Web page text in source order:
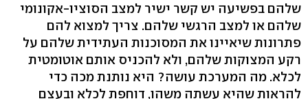
שלהם בפשיעה יש קשר ישיר למצב הסוציו-אקונומי
שלהם או למצב הרגשי שלהם. צריך למצוא להם
פתרונות שיאיינו את המסוכנות העתידית שלהם על
רקע המצוקות שלהם, ולא להכניס אותם אוטומטית
לכלא. מה המערכת עושה? היא נותנת מכה כדי
להראות שהיא עשתה משהו, דוחפת לכלא ובעצם